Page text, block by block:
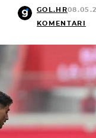
GOL.HR
KOMENTARI